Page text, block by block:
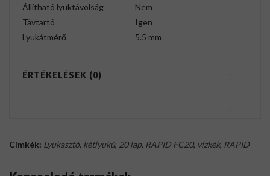
Állítható lyuktávolság
Nem
Távtartó
Igen
Lyukátmérő
5.5 mm
ÉRTÉKELÉSEK (0)
Címkék: Lyukasztó, kétlyukú, 20 lap, RAPID FC20, vízkék, RAPID